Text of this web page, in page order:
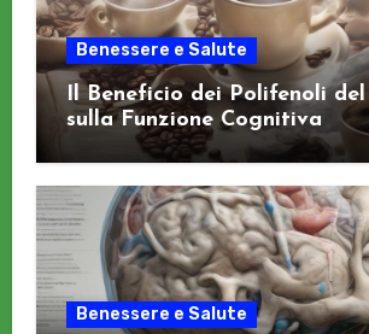
Benessere e Salute
Il Beneficio dei Polifenoli
sulla Funzione Cognitiva
Benessere e Salute